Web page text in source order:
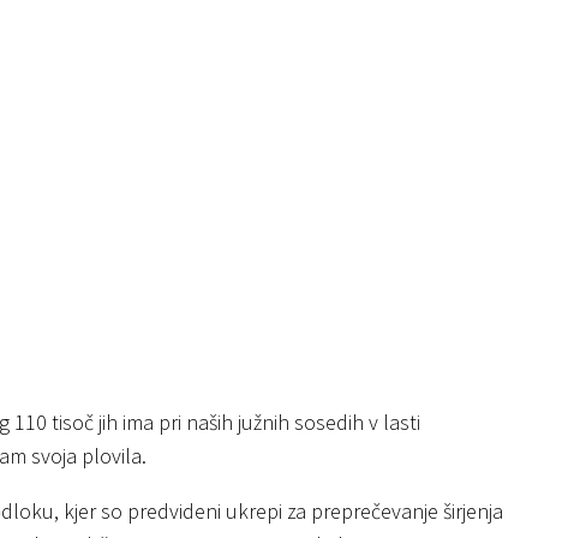
tisoč jih ima pri naših južnih sosedih v lasti
svoja plovila.
kjer so predvideni ukrepi za preprečevanje širjenja